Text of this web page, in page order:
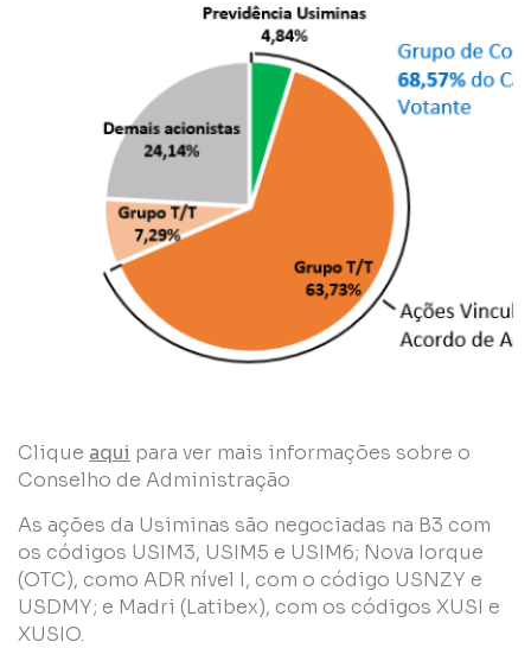
Clique aqui para ver mais informações sobre o
Conselho de Administração
As ações da Usiminas são negociadas na B3 com
os códigos USIM3, USIM5 e USIM6; Nova Iorque
(OTC), como ADR nível I, com o código USNZY e
USDMY; e Madri (Latibex), com os códigos XUSI e
XUSIO.